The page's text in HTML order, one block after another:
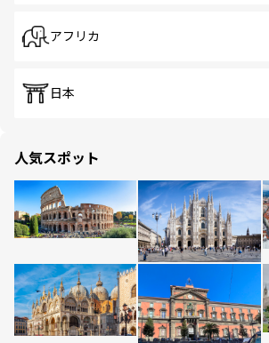
アフリカ
日本
人気スポット